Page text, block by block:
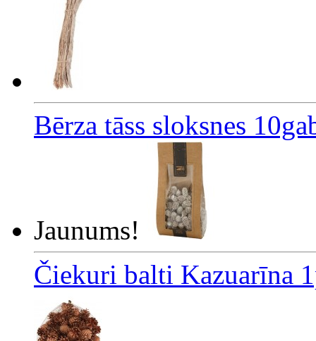
Bērza tāss sloksnes
Jaunums!
Čiekuri balti Kazuarīna